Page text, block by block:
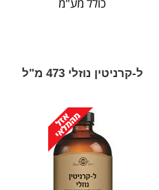
ל-קרניטין נוזלי 473 מ"ל